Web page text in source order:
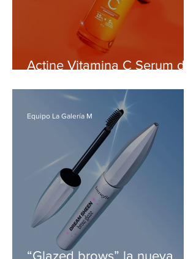
Actine Vitamina C Serum de
iluminar y controlar la piel
“Glazed brows” la nueva
Equipo La Galería M